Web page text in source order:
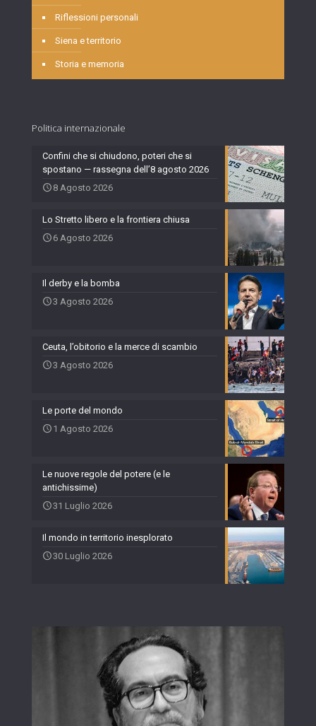
Riflessioni personali
Siena e territorio
Storia e memoria
Politica internazionale
Confini che si chiudono, poteri che si
spostano — rassegna dell’8 agosto 2026
8 Agosto 2026
Lo Stretto libero e la frontiera chiusa
6 Agosto 2026
Il derby e la bomba
3 Agosto 2026
Ceuta, l’obitorio e la merce di scambio
3 Agosto 2026
Le porte del mondo
1 Agosto 2026
Le nuove regole del potere (e le
antichissime)
31 Luglio 2026
Il mondo in territorio inesplorato
30 Luglio 2026